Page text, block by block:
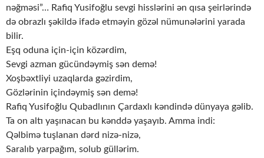
nəğməsi”… Rafiq Yusifoğlu sevgi hisslərini ən qısa şeirlərində
də obrazlı şəkildə ifadə etməyin gözəl nümunələrini yarada
bilir.
Eşq oduna için-için közərdim,
Sevgi azman gücündəymiş sən demə!
Xoşbəxtliyi uzaqlarda gəzirdim,
Gözlərinin içindəymiş sən demə!
Rafiq Yusifoğlu Qubadlının Çardaxlı kəndində dünyaya gəlib.
Ta on altı yaşınacan bu kənddə yaşayıb. Amma indi:
Qəlbimə tuşlanan dərd nizə-nizə,
Saralıb yarpağım, solub güllərim.